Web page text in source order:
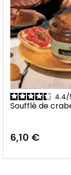
4.4/
Soufflé de
6,10 €